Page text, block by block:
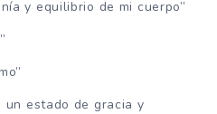
y equilibrio de mi cuerpo”
un estado de gracia y